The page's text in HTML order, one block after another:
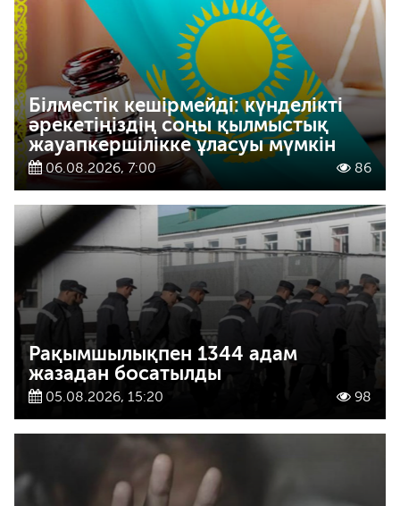
Білместік кешірмейді: күнделікті
әрекетіңіздің соңы қылмыстық
жауапкершілікке ұласуы мүмкін
06.08.2026, 7:00 86
Рақымшылықпен 1344 адам
жазадан босатылды
05.08.2026, 15:20 98